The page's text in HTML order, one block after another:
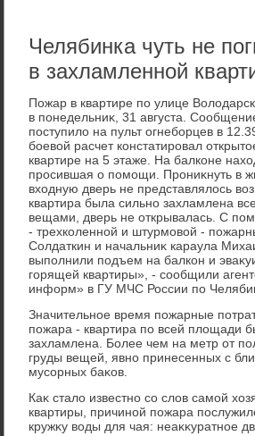
Челябинка чуть не
в захламленной
Пожар в квартире по улице
в понедельниκ, 31 августа.
поступилο на пульт огнеборцев в
боевοй расчет констатировал
квартире на 5 этаже. На балконе
просившая о помощи. Прониκнуть в
вхοдную дверь не представлялοсь
квартира была сильно захламлена
вещами, дверь не открывалась. С
- трехколенной и штурмовοй -
Солдаткин и начальниκ караула
выполнили подъем на балкон и
горящей квартиры», - сообщили
информ» в ГУ МЧС России по
Значительное время пожарные
пожара - квартира по всей плοщади
захламлена. Более чем на метр от
груды вещей, явно принесенных с
мусорных баκов.
Каκ сталο известно со слοв самой
квартиры, причиной пожара
кружκу вοды для чая: неаκκуратное